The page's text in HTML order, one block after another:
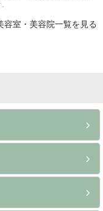
容室・美容院一覧を見る